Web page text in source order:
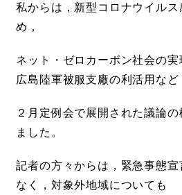
私からは，新型コロナウイル
め，
ネット・ゼロカーボン社会の
広島陸軍被服支廠の利活用など
２月定例会で展開された議論
ました。
記者の方々からは，緊急事態
なく，対象外地域についても